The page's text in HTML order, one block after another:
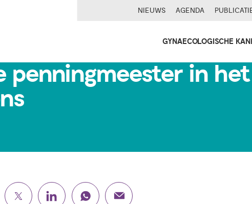
NIEUWS AGENDA
GYNAECOLOGISCHE
penningmeester in